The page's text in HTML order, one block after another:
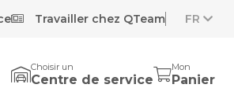
Travailler chez QTeam FR
Choisir un
Centre de service
Mon
Panier